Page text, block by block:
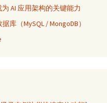
AI 应用架构的关键能力
库（MySQL / MongoDB）